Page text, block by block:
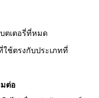
ตเตอรี่ที่หมด
ใช้ตรงกับประเภทที่
ต่อ